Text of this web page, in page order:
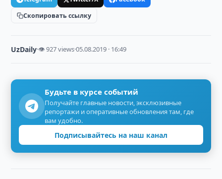
Скопировать ссылку
UzDaily·👁 927 views·05.08.2019 · 16:49
Будьте в курсе событий
Получайте главные новости, эксклюзивные
репортажи и оперативные обновления там, где
вам удобно.
Подписывайтесь на наш канал